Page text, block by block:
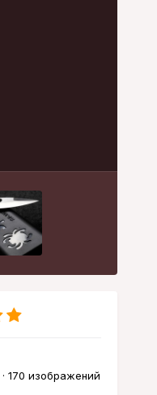
· 170 изображений